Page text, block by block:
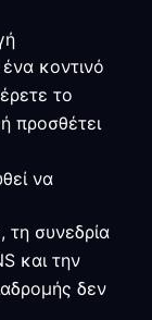
κοντινό
το
προσθέτει
να
τη συνεδρία
και την
δεν